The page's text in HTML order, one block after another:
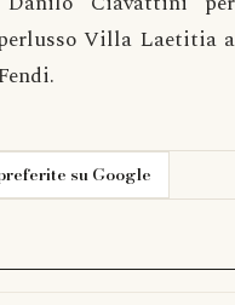
Villa Laetitia a
su Google